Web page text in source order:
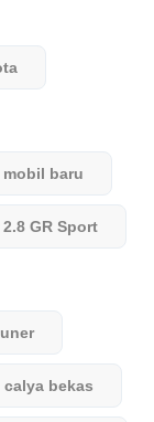
baru
GR Sport
bekas